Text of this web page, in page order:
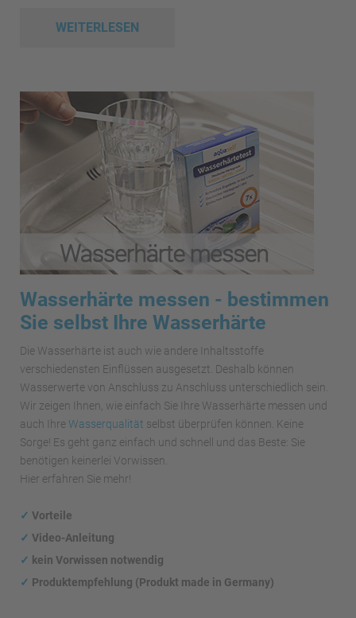
WEITERLESEN
Wasserhärte messen - bestimmen
Sie selbst Ihre Wasserhärte
Die Wasserhärte ist auch wie andere Inhaltsstoffe
verschiedensten Einflüssen ausgesetzt. Deshalb können
Wasserwerte von Anschluss zu Anschluss unterschiedlich sein.
Wir zeigen Ihnen, wie einfach Sie Ihre Wasserhärte messen und
auch IhreWasserqualität selbst überprüfen können. Keine
Sorge! Es geht ganz einfach und schnell und das Beste: Sie
benötigen keinerlei Vorwissen.
Hier erfahren Sie mehr!
✓ Vorteile
✓ Video-Anleitung
✓ kein Vorwissen notwendig
✓ Produktempfehlung (Produkt made in Germany)